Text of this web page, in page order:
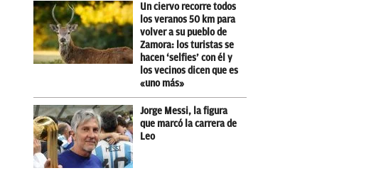
Un ciervo recorre todos
los veranos 50 km para
volver a su pueblo de
Zamora: los turistas se
hacen ‘selfies’ con él y
los vecinos dicen que es
«uno más»
Jorge Messi, la figura
que marcó la carrera de
Leo